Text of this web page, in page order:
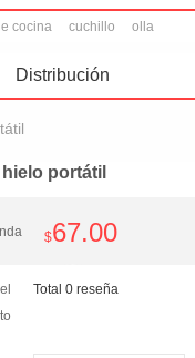
cocina cuchillo olla
Distribución
portátil
$67.00
Total 0 reseña